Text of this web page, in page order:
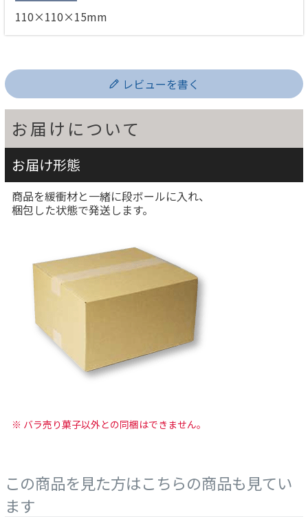
110×110×15mm
レビューを書く
お届けについて
お届け形態
商品を緩衝材と一緒に段ボールに入れ、
梱包した状態で発送します。
※ バラ売り菓子以外との同梱はできません。
この商品を見た方はこちらの商品も見てい
ます